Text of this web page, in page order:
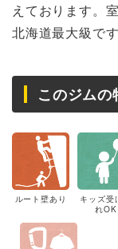
えております。
北海道最大級です
このジムの
ルート壁あり
キッズ受
れOK